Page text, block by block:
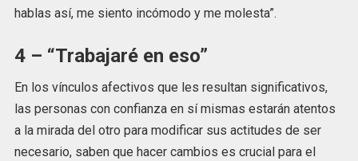
hablas así, me siento incómodo y me molesta”.
4 – “Trabajaré en eso”
En los vínculos afectivos que les resultan significativos,
las personas con confianza en sí mismas estarán atentos
a la mirada del otro para modificar sus actitudes de ser
necesario, saben que hacer cambios es crucial para el